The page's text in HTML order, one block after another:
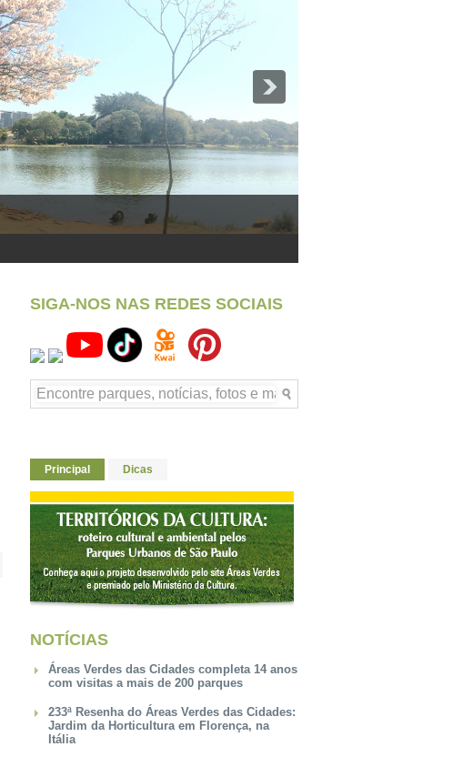
SIGA-NOS NAS REDES SOCIAIS
Principal Dicas
NOTÍCIAS
Áreas Verdes das Cidades completa 14 anos
com visitas a mais de 200 parques
233ª Resenha do Áreas Verdes das Cidades:
Jardim da Horticultura em Florença, na
Itália